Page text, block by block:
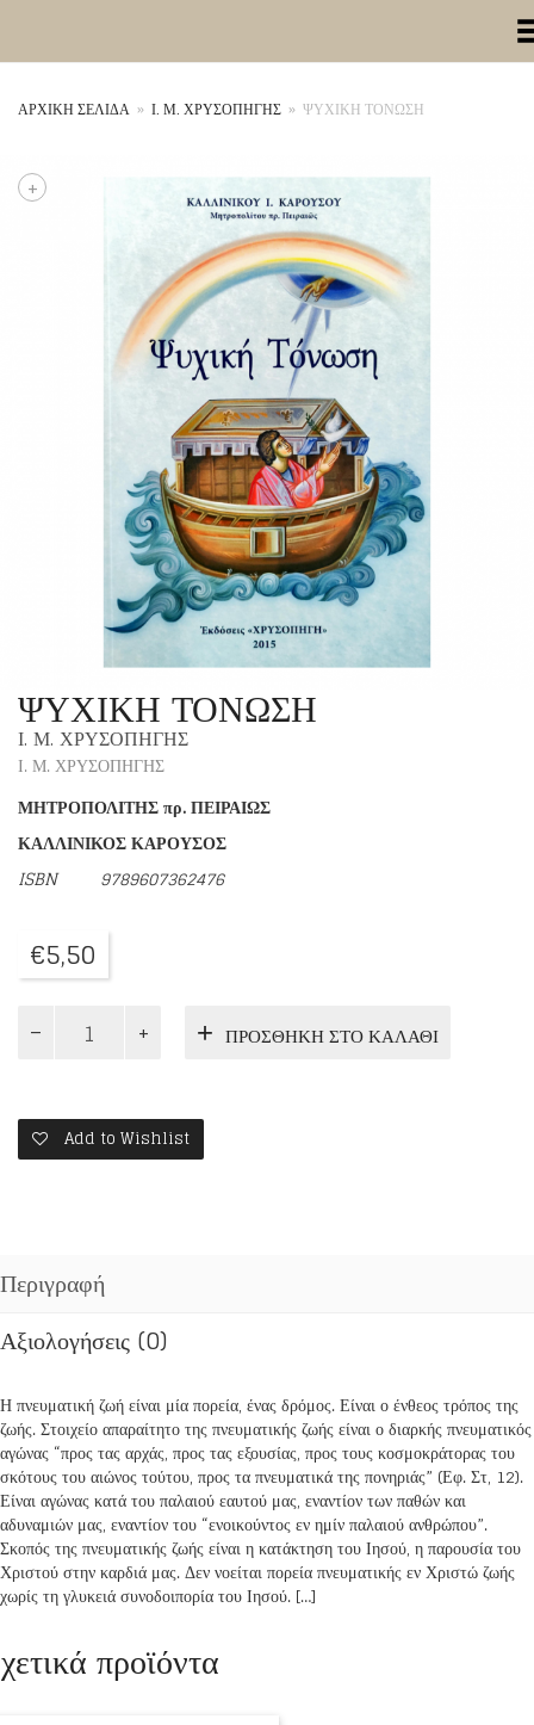
Toggle
ΑΡΧΙΚΉ ΣΕΛΊΔΑ » Ι. Μ. ΧΡΥΣΟΠΗΓΗΣ » ΨΥΧΙΚΗ ΤΟΝΩΣΗ
+
ΨΥΧΙΚΗ ΤΟΝΩΣΗ
Ι. Μ. ΧΡΥΣΟΠΗΓΗΣ
Ι. Μ. ΧΡΥΣΟΠΗΓΗΣ
ΜΗΤΡΟΠΟΛΙΤΗΣ πρ. ΠΕΙΡΑΙΩΣ
ΚΑΛΛΙΝΙΚΟΣ ΚΑΡΟΥΣΟΣ
ISBN 9789607362476
€5,50
ΤΟΝΩΣΗ
ΠΡΟΣΘΉΚΗ ΣΤΟ ΚΑΛΆΘΙ
Add to Wishlist
Περιγραφή
Αξιολογήσεις (0)
Η πνευματική ζωή είναι μία πορεία, ένας δρόμος. Είναι ο ένθεος τρόπος της
ζωής. Στοιχείο απαραίτητο της πνευματικής ζωής είναι ο διαρκής πνευματικός
αγώνας “προς τας αρχάς, προς τας εξουσίας, προς τους κοσμοκράτορας του
σκότους του αιώνος τούτου, προς τα πνευματικά της πονηριάς” (Εφ. Στ, 12).
Είναι αγώνας κατά του παλαιού εαυτού μας, εναντίον των παθών και
αδυναμιών μας, εναντίον του “ενοικούντος εν ημίν παλαιού ανθρώπου”.
Σκοπός της πνευματικής ζωής είναι η κατάκτηση του Ιησού, η παρουσία του
Χριστού στην καρδιά μας. Δεν νοείται πορεία πνευματικής εν Χριστώ ζωής
χωρίς τη γλυκειά συνοδοιπορία του Ιησού. […]
προϊόντα